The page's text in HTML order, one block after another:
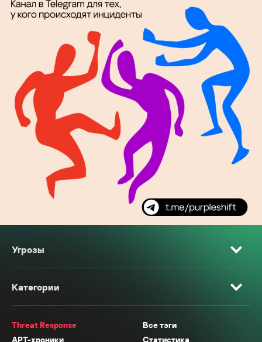
Угрозы
Категории
Threat Response
Все тэги
APT-хроники
Статистика